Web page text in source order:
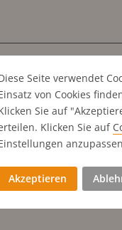
Seite verwendet
von Cookies
Sie auf
Klicken Sie auf
Akzeptieren